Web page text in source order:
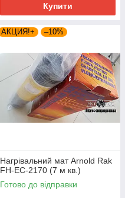
Купити
АКЦИЯ!+ –10%
Нагрівальний мат Arnold Rak
FH-EC-2170 (7 м кв.)
Готово до відправки